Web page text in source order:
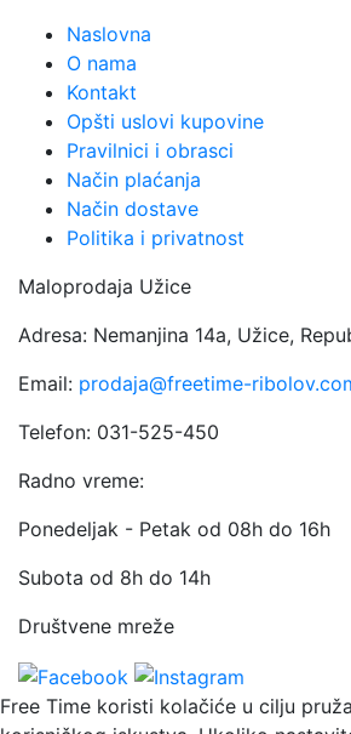
Naslovna
O nama
Kontakt
Opšti uslovi kupovine
Pravilnici i obrasci
Način plaćanja
Način dostave
Politika i privatnost
Maloprodaja Užice
Adresa: Nemanjina 14a, Užice,
Email: prodaja@freetime-
Telefon: 031-525-450
Radno vreme:
Ponedeljak - Petak od 08h do 16h
Subota od 8h do 14h
Društvene mreže
Free Time koristi kolačiće u cilju